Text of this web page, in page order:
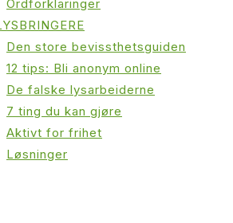
Ordforklaringer
Den store bevissthetsguiden
12 tips: Bli anonym online
De falske lysarbeiderne
7 ting du kan gjøre
Aktivt for frihet
Løsninger